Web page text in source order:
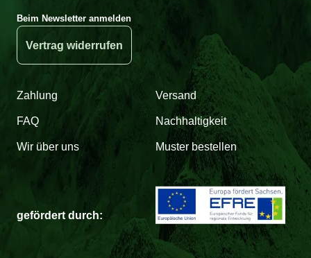
Beim Newsletter anmelden
Vertrag widerrufen
Zahlung Versand
FAQ Nachhaltigkeit
Wir über uns Muster bestellen
gefördert durch: